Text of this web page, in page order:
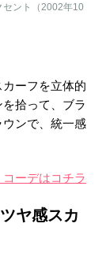
セント（2002年10
ーフを立体的
拾って、ブラ
ンで、統一感
ーデはコチラ
ヤ感スカ